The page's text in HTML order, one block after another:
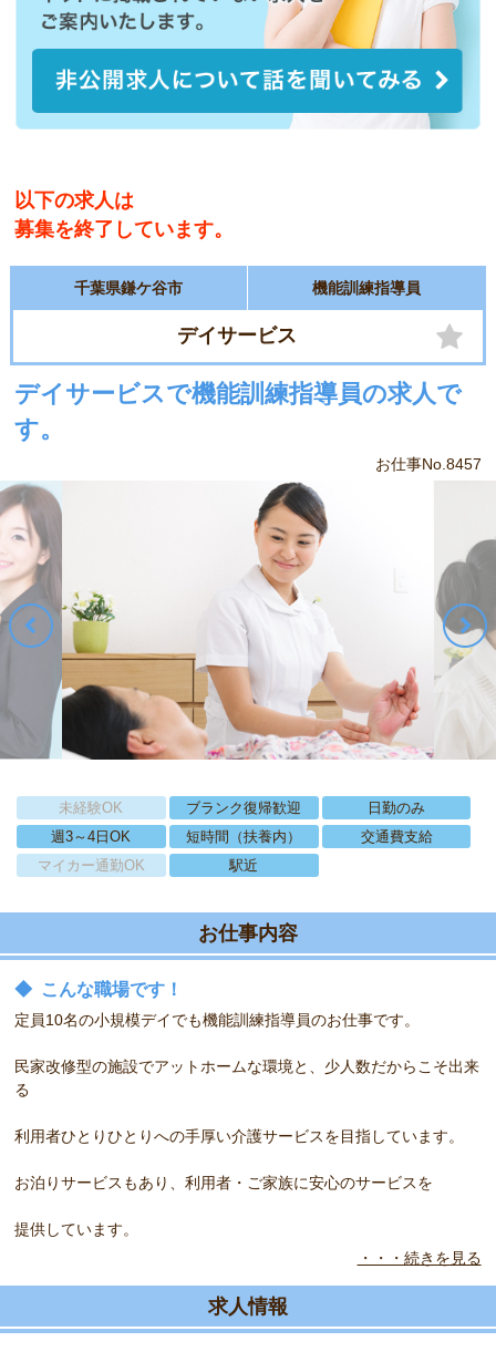
以下の求人は
募集を終了しています。
千葉県鎌ケ谷市 機能訓練指導員
デイサービス
デイサービスで機能訓練指導員の求人で
す。
お仕事No.8457
未経験OK ブランク復帰歓迎
日勤のみ
週3～4日OK
短時間（扶養内）
交通費支給
マイカー通勤OK
駅近
お仕事内容
◆ こんな職場です！
定員10名の小規模デイでも機能訓練指導員のお仕事です。
民家改修型の施設でアットホームな環境と、少人数だからこそ出来
る
利用者ひとりひとりへの手厚い介護サービスを目指しています。
お泊りサービスもあり、利用者・ご家族に安心のサービスを
提供しています。
機能訓練指導員の経験問わず！未経験の方も歓迎♪
・・・続きを見る
求人情報